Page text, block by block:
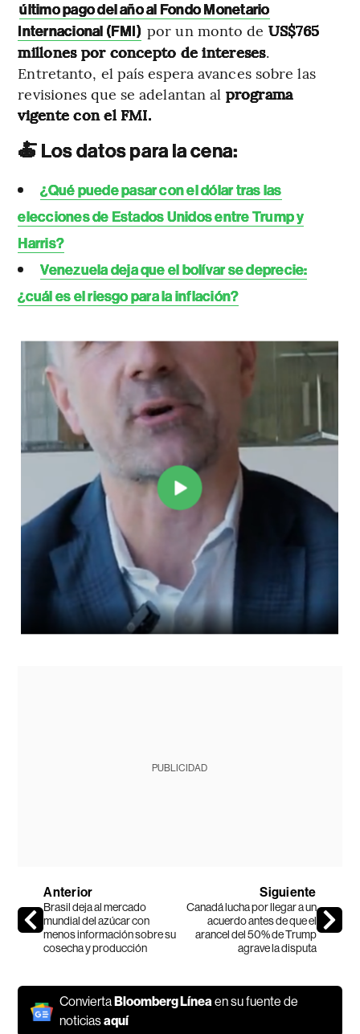
último pago del año al Fondo Monetario
Internacional (FMI) por un monto de US$765
millones por concepto de intereses.
Entretanto, el país espera avances sobre las
revisiones que se adelantan al programa
vigente con el FMI.
🍝 Los datos para la cena:
¿Qué puede pasar con el dólar tras las
elecciones de Estados Unidos entre Trump y
Harris?
Venezuela deja que el bolívar se deprecie:
¿cuál es el riesgo para la inflación?
PUBLICIDAD
Anterior
Brasil deja al mercado
mundial del azúcar con
menos información sobre su
cosecha y producción
Siguiente
Canadá lucha por llegar a un
acuerdo antes de que el
arancel del 50% de Trump
agrave la disputa
Convierta Bloomberg Líneaen su fuente de
noticiasaquí